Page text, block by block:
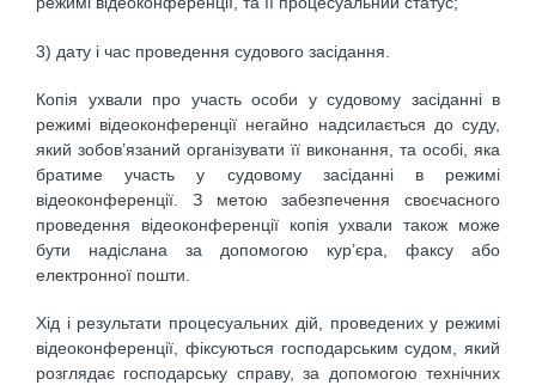
3) дату і час проведення судового засідання.
Копія ухвали про участь особи у судовому засіданні в
режимі відеоконференції негайно надсилається до суду,
який зобов’язаний організувати її виконання, та особі, яка
братиме участь у судовому засіданні в режимі
відеоконференції. З метою забезпечення своєчасного
проведення відеоконференції копія ухвали також може
бути надіслана за допомогою кур’єра, факсу або
електронної пошти.
Хід і результати процесуальних дій, проведених у режимі
відеоконференції, фіксуються господарським судом, який
розглядає господарську справу, за допомогою технічних